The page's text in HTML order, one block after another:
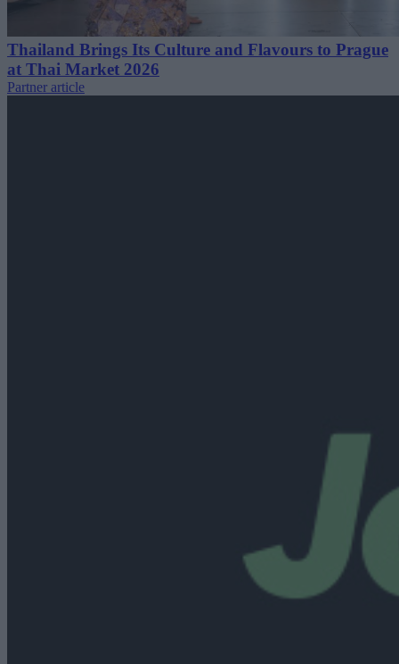
Thailand Brings Its Culture and Flavours to Prague
at Thai Market 2026
Partner article